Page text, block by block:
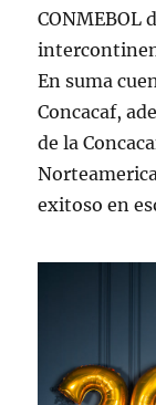
CONMEBOL
En suma
Concacaf,
de la
exitoso en